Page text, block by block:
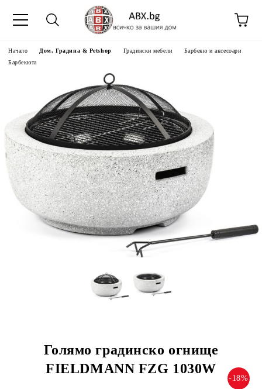
Начало Дом, Градина & Petshop Градински мебели
Барбекю и аксесоари
Барбекюта
Голямо градинско огнище
FIELDMANN FZG 1030W
-18%